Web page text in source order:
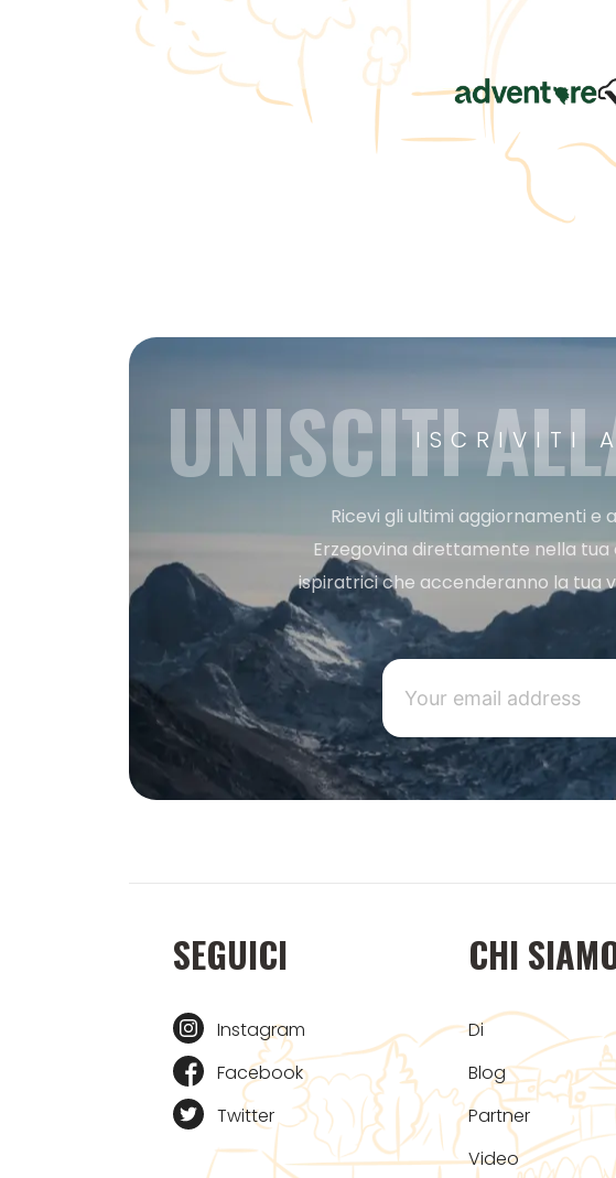
ISCRIVITI
UNISCITI
Ricevi gli ultimi aggiornamenti e
Erzegovina direttamente nella tua
ispiratrici che accenderanno la tua
SEGUICI
Instagram
Facebook
Twitter
CHI
Di
Blog
Partner
Video